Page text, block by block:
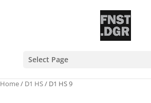
Select Page
Home/ D1 HS/ D1 HS 9